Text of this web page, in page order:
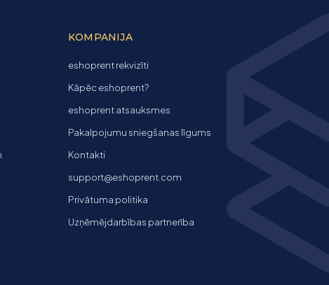
KOMPANIJA
eshoprent rekvizīti
Kāpēc eshoprent?
eshoprent atsauksmes
Pakalpojumu sniegšanas līgums
Kontakti
support@eshoprent.com
Privātuma politika
Uzņēmējdarbības partnerība